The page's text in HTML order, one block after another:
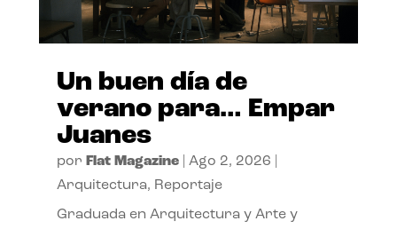
Un buen día de
verano para… Empar
Juanes
por Flat Magazine| Ago 2, 2026
Arquitectura, Reportaje
Graduada en Arquitectura y Arte y